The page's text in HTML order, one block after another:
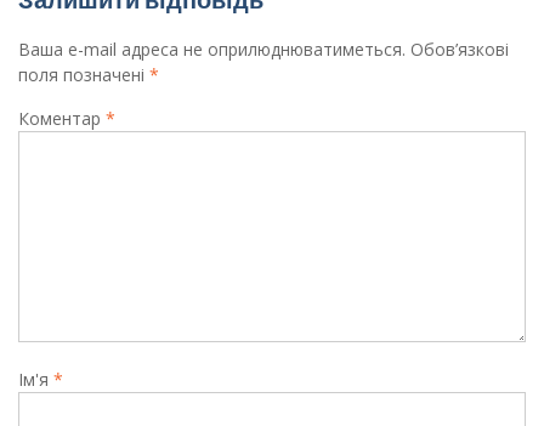
Ваша e-mail адреса не оприлюднюватиметься. Обов’язкові
поля позначені *
Коментар *
Ім'я *